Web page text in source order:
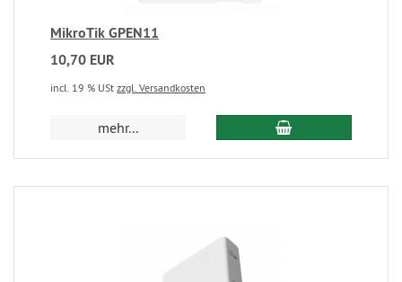
MikroTik GPEN11
10,70 EUR
incl. 19 % USt zzgl. Versandkosten
mehr...